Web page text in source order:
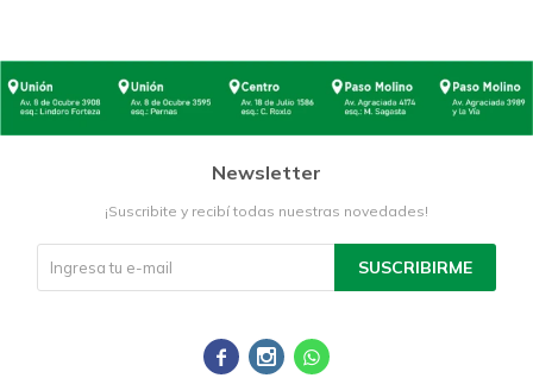
Newsletter
¡Suscribite y recibí todas nuestras novedades!
SUSCRIBIRME
  